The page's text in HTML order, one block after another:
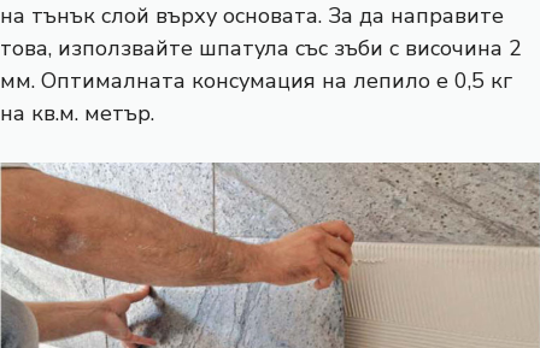
на тънък слой върху основата. За да направите
това, използвайте шпатула със зъби с височина 2
мм. Оптималната консумация на лепило е 0,5 кг
на кв.м. метър.